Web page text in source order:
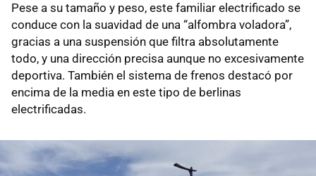
Pese a su tamaño y peso, este familiar electrificado se
conduce con la suavidad de una “alfombra voladora”,
gracias a una suspensión que filtra absolutamente
todo, y una dirección precisa aunque no excesivamente
deportiva. También el sistema de frenos destacó por
encima de la media en este tipo de berlinas
electrificadas.